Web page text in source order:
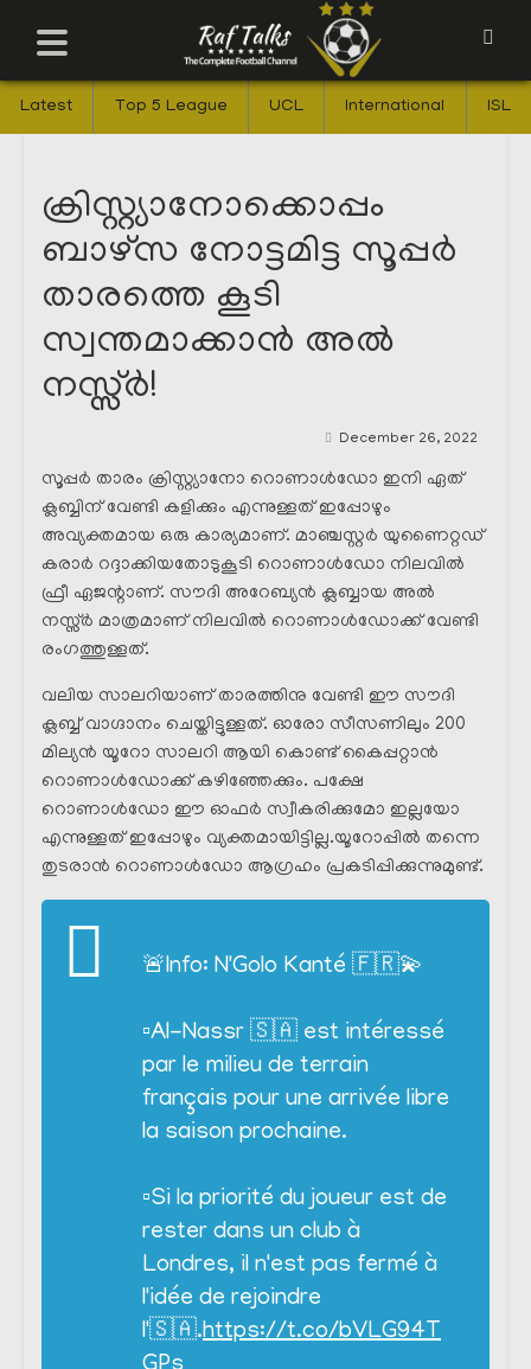
Latest Top 5 League UCL International ISL
ക്രിസ്റ്റ്യാനോക്കൊപ്പം
ബാഴ്സ നോട്ടമിട്ട സൂപ്പർ
താരത്തെ കൂടി
സ്വന്തമാക്കാൻ അൽ
നസ്സ്ർ!
December 26, 2022
സൂപ്പർ താരം ക്രിസ്റ്റ്യാനോ റൊണാൾഡോ ഇനി ഏത്
ക്ലബ്ബിന് വേണ്ടി കളിക്കും എന്നുള്ളത് ഇപ്പോഴും
അവ്യക്തമായ ഒരു കാര്യമാണ്. മാഞ്ചസ്റ്റർ യുണൈറ്റഡ്
കരാർ റദ്ദാക്കിയതോടുകൂടി റൊണാൾഡോ നിലവിൽ
ഫ്രീ ഏജന്റാണ്. സൗദി അറേബ്യൻ ക്ലബ്ബായ അൽ
നസ്സ്ർ മാത്രമാണ് നിലവിൽ റൊണാൾഡോക്ക് വേണ്ടി
രംഗത്തുള്ളത്.
വലിയ സാലറിയാണ് താരത്തിനു വേണ്ടി ഈ സൗദി
ക്ലബ്ബ് വാഗ്ദാനം ചെയ്തിട്ടുള്ളത്. ഓരോ സീസണിലും 200
മില്യൻ യൂറോ സാലറി ആയി കൊണ്ട് കൈപ്പറ്റാൻ
റൊണാൾഡോക്ക് കഴിഞ്ഞേക്കും. പക്ഷേ
റൊണാൾഡോ ഈ ഓഫർ സ്വീകരിക്കുമോ ഇല്ലയോ
എന്നുള്ളത് ഇപ്പോഴും വ്യക്തമായിട്ടില്ല.യൂറോപ്പിൽ തന്നെ
തുടരാൻ റൊണാൾഡോ ആഗ്രഹം പ്രകടിപ്പിക്കുന്നുമുണ്ട്.
🚨Info: N'Golo Kanté 🇫🇷💫
▫️Al-Nassr 🇸🇦 est intéressé
par le milieu de terrain
français pour une arrivée libre
la saison prochaine.
▫️Si la priorité du joueur est de
rester dans un club à
Londres, il n'est pas fermé à
l'idée de rejoindre
l'🇸🇦.https://t.co/bVLG94T